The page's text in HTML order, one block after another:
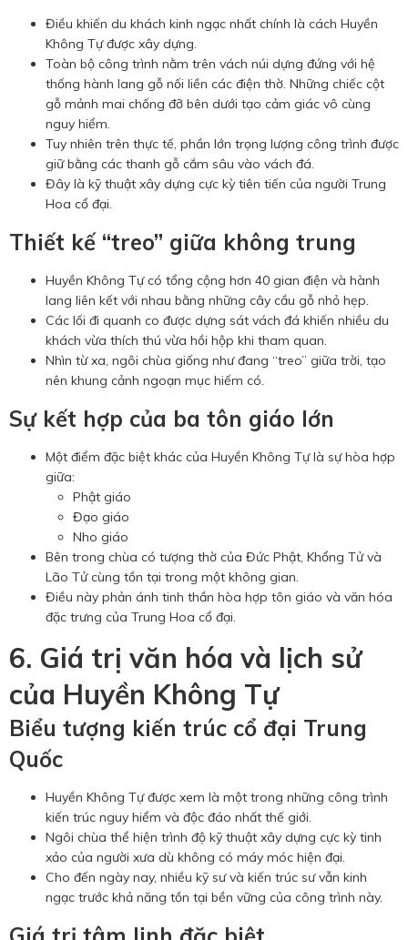
Điều khiến du khách kinh ngạc nhất chính là cách Huyền
Không Tự được xây dựng.
Toàn bộ công trình nằm trên vách núi dựng đứng với hệ
thống hành lang gỗ nối liền các điện thờ. Những chiếc cột
gỗ mảnh mai chống đỡ bên dưới tạo cảm giác vô cùng
nguy hiểm.
Tuy nhiên trên thực tế, phần lớn trọng lượng công trình được
giữ bằng các thanh gỗ cắm sâu vào vách đá.
Đây là kỹ thuật xây dựng cực kỳ tiên tiến của người Trung
Hoa cổ đại.
Thiết kế “treo” giữa không trung
Huyền Không Tự có tổng cộng hơn 40 gian điện và hành
lang liên kết với nhau bằng những cây cầu gỗ nhỏ hẹp.
Các lối đi quanh co được dựng sát vách đá khiến nhiều du
khách vừa thích thú vừa hồi hộp khi tham quan.
Nhìn từ xa, ngôi chùa giống như đang “treo” giữa trời, tạo
nên khung cảnh ngoạn mục hiếm có.
Sự kết hợp của ba tôn giáo lớn
Một điểm đặc biệt khác của Huyền Không Tự là sự hòa hợp
giữa:
Phật giáo
Đạo giáo
Nho giáo
Bên trong chùa có tượng thờ của Đức Phật, Khổng Tử và
Lão Tử cùng tồn tại trong một không gian.
Điều này phản ánh tinh thần hòa hợp tôn giáo và văn hóa
đặc trưng của Trung Hoa cổ đại.
6. Giá trị văn hóa và lịch sử
của Huyền Không Tự
Biểu tượng kiến trúc cổ đại Trung
Quốc
Huyền Không Tự được xem là một trong những công trình
kiến trúc nguy hiểm và độc đáo nhất thế giới.
Ngôi chùa thể hiện trình độ kỹ thuật xây dựng cực kỳ tinh
xảo của người xưa dù không có máy móc hiện đại.
Cho đến ngày nay, nhiều kỹ sư và kiến trúc sư vẫn kinh
ngạc trước khả năng tồn tại bền vững của công trình này.